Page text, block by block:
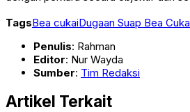
TagsBea cukaiDugaan Suap Bea
Penulis: Rahman
Editor: Nur Wayda
Sumber: Tim Redaksi
Artikel Terkait